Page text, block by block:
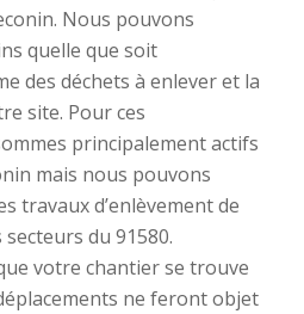
Nous pouvons
quelle que soit
des déchets à enlever et la
site. Pour ces
principalement actifs
mais nous pouvons
travaux d’enlèvement de
du 91580.
votre chantier se trouve
ne feront objet